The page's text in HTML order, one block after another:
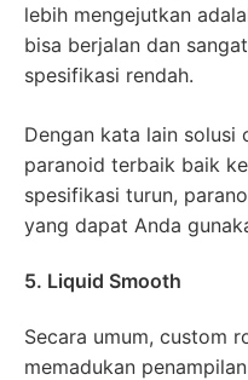
lebih mengejutkan
bisa berjalan dan
spesifikasi rendah.
Dengan kata lain solusi
paranoid terbaik baik
spesifikasi turun,
yang dapat Anda
5. Liquid Smooth
Secara umum, custom
memadukan